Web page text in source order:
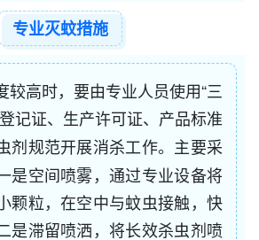
专业灭蚊措施
较高时，要由专业人员使用“三
记证、生产许可证、产品标准
剂规范开展消杀工作。主要采
是空间喷雾，通过专业设备将
颗粒，在空中与蚊虫接触，快
是滞留喷洒，将长效杀虫剂喷